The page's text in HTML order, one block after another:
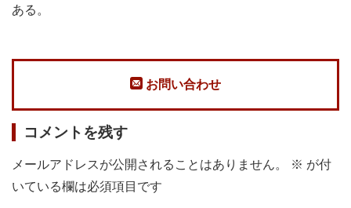
ある。
お問い合わせ
コメントを残す
メールアドレスが公開されることはありません。 ※ が付
いている欄は必須項目です